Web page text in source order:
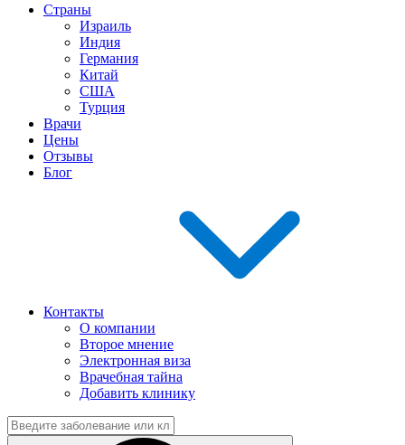
Страны
Израиль
Индия
Германия
Китай
США
Турция
Врачи
Цены
Отзывы
Блог
Контакты
О компании
Второе мнение
Электронная виза
Врачебная тайна
Добавить клинику